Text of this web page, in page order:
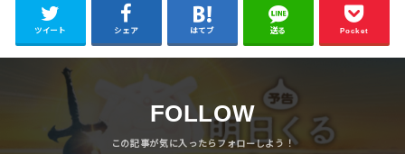
ツイート シェア はてブ 送る Pocket
FOLLOW